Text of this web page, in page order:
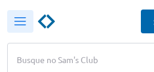
Busque no Sam's Club